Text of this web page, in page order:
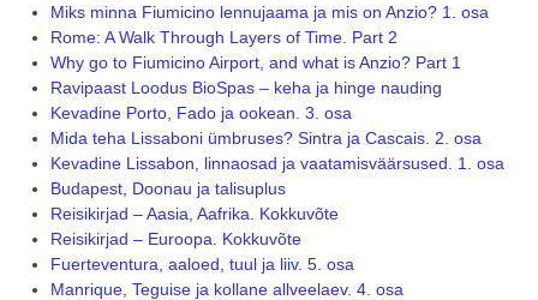
Miks minna Fiumicino lennujaama ja mis on Anzio? 1. osa
Rome: A Walk Through Layers of Time. Part 2
Why go to Fiumicino Airport, and what is Anzio? Part 1
Ravipaast Loodus BioSpas – keha ja hinge nauding
Kevadine Porto, Fado ja ookean. 3. osa
Mida teha Lissaboni ümbruses? Sintra ja Cascais. 2. osa
Kevadine Lissabon, linnaosad ja vaatamisväärsused. 1. osa
Budapest, Doonau ja talisuplus
Reisikirjad – Aasia, Aafrika. Kokkuvõte
Reisikirjad – Euroopa. Kokkuvõte
Fuerteventura, aaloed, tuul ja liiv. 5. osa
Manrique, Teguise ja kollane allveelaev. 4. osa